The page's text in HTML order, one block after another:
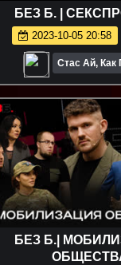
БЕЗ Б. |
2023-10-05 20:58
Стас Ай, Как
БЕЗ Б.|